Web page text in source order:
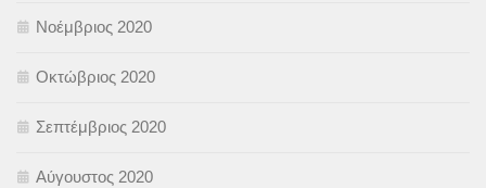
Νοέμβριος 2020
Οκτώβριος 2020
Σεπτέμβριος 2020
Αύγουστος 2020